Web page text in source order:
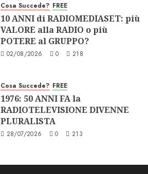
Cosa Succede? FREE
10 ANNI di RADIOMEDIASET: più
VALORE alla RADIO o più
POTERE al GRUPPO?
02/08/2026 0 218
Cosa Succede? FREE
1976: 50 ANNI FA la
RADIOTELEVISIONE DIVENNE
PLURALISTA
28/07/2026 0 213